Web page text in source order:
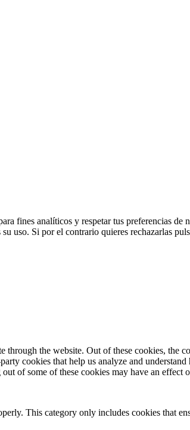
fines analíticos y respetar tus preferencias de
uso. Si por el contrario quieres rechazarlas
the website. Out of these cookies, the
cookies that help us analyze and
of some of these cookies may have an effect
This category only includes cookies that